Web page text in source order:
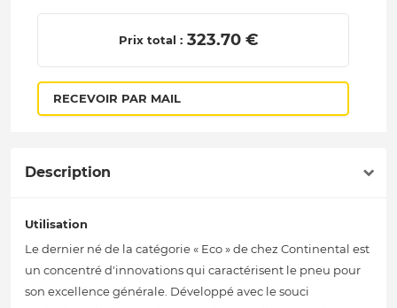
Prix total : 323.70 €
RECEVOIR PAR MAIL
Description
Utilisation
Le dernier né de la catégorie « Eco » de chez Continental est
un concentré d'innovations qui caractérisent le pneu pour
son excellence générale. Développé avec le souci